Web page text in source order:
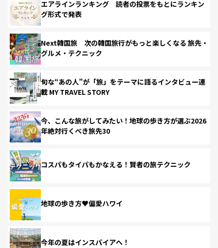
エアラインランキング 読者の投票をもとにランキン
グ形式で発表
Next韓国旅 次の韓国旅行がもっと楽しくなる 旅先・
グルメ・テクニック
旬な“あの人”が「旅」をテーマに語るインタビュー連
載 MY TRAVEL STORY
今、こんな旅がしてみたい！地球の歩き方が選ぶ2026
年絶対行くべき旅先30
コスパもタイパもかなえる！賢者の旅テクニック
地球の歩き方♥偏愛ハワイ
今年の夏はインスパイアへ！